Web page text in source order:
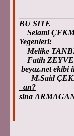
BU SITE
Selami
Yegenleri:
Melike
Fatih
beyaz.net ekibi
M.Said
an?
sina